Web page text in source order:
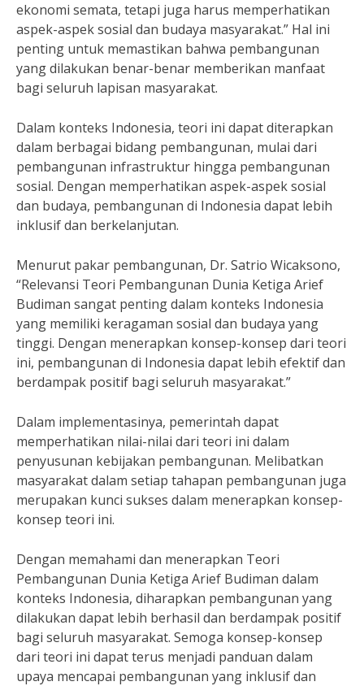
ekonomi semata, tetapi juga harus memperhatikan
aspek-aspek sosial dan budaya masyarakat.” Hal ini
penting untuk memastikan bahwa pembangunan
yang dilakukan benar-benar memberikan manfaat
bagi seluruh lapisan masyarakat.
Dalam konteks Indonesia, teori ini dapat diterapkan
dalam berbagai bidang pembangunan, mulai dari
pembangunan infrastruktur hingga pembangunan
sosial. Dengan memperhatikan aspek-aspek sosial
dan budaya, pembangunan di Indonesia dapat lebih
inklusif dan berkelanjutan.
Menurut pakar pembangunan, Dr. Satrio Wicaksono,
“Relevansi Teori Pembangunan Dunia Ketiga Arief
Budiman sangat penting dalam konteks Indonesia
yang memiliki keragaman sosial dan budaya yang
tinggi. Dengan menerapkan konsep-konsep dari teori
ini, pembangunan di Indonesia dapat lebih efektif dan
berdampak positif bagi seluruh masyarakat.”
Dalam implementasinya, pemerintah dapat
memperhatikan nilai-nilai dari teori ini dalam
penyusunan kebijakan pembangunan. Melibatkan
masyarakat dalam setiap tahapan pembangunan juga
merupakan kunci sukses dalam menerapkan konsep-
konsep teori ini.
Dengan memahami dan menerapkan Teori
Pembangunan Dunia Ketiga Arief Budiman dalam
konteks Indonesia, diharapkan pembangunan yang
dilakukan dapat lebih berhasil dan berdampak positif
bagi seluruh masyarakat. Semoga konsep-konsep
dari teori ini dapat terus menjadi panduan dalam
upaya mencapai pembangunan yang inklusif dan